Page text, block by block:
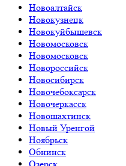
Новоалтайск
Новокузнецк
Новокуйбышевск
Новомосковск
Новомосковск
Новороссийск
Новосибирск
Новочебоксарск
Новочеркасск
Новошахтинск
Новый Уренгой
Ноябрьск
Обнинск
Озерск